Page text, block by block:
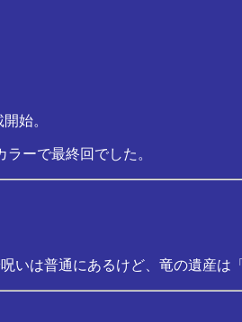
始。
ーで最終回でした。
は普通にあるけど、竜の遺産は